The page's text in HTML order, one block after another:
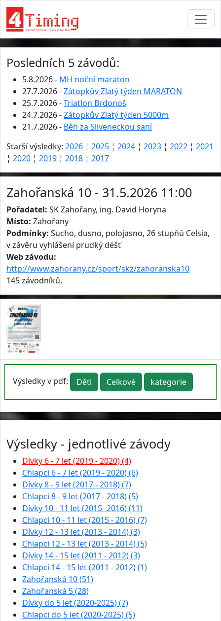
Posledních 5 závodů:
5.8.2026 - MH noční maraton
27.7.2026 -Zátopkův Zlatý týden MARATON
25.7.2026 -Triatlon Brdonoš
24.7.2026 -Zátopkův Zlatý týden 5000m
21.7.2026 - Běh za Sliveneckou saní
Starší výsledky: 2026 ¦ 2025 ¦ 2024 ¦ 2023 ¦ 2022 ¦ 2021
¦ 2020 ¦ 2019 ¦ 2018 ¦ 2017
Zahořanská 10 - 31.5.2026 11:00
Pořadatel: SK Zahořany, ing. David Horyna
Místo: Zahořany
Podmínky: Sucho, dusno, polojasno, 26 stupňů Celsia,
v závěru vyhlášení prudký déšť
Web závodu:
http://www.zahorany.cz/sport/skz/zahoranska10
145 závodníků,
Výsledky v pdf: Děti Celkové kategorie
Výsledky - jednotlivé závody
Dívky 6 - 7 let (2019 - 2020) (4)
Chlapci 6 - 7 let (2019 - 2020) (6)
Dívky 8 - 9 let (2017 - 2018) (7)
Chlapci 8 - 9 let (2017 - 2018) (5)
Dívky 10 - 11 let (2015- 2016) (11)
Chlapci 10 - 11 let (2015 - 2016) (7)
Dívky 12 - 13 let (2013 - 2014) (3)
Chlapci 12 - 13 let (2013 - 2014) (5)
Dívky 14 - 15 let (2011 - 2012) (3)
Chlapci 14 - 15 let (2011 - 2012) (1)
Zahořanská 10 (51)
Zahořanská 5 (28)
Dívky do 5 let (2020-2025) (7)
Chlapci do 5 let (2020-2025) (5)